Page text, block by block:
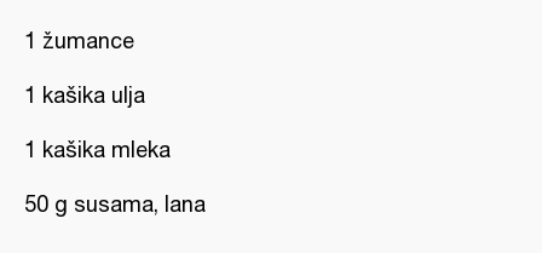
1 žumance
1 kašika ulja
1 kašika mleka
50 g susama, lana